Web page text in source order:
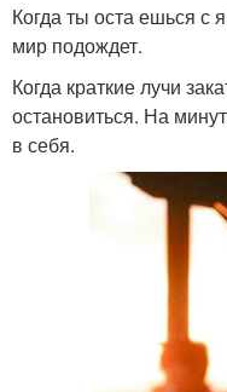
Когда ты оста ешься с
мир подождет.
Когда краткие лучи
остановиться. На
в себя.